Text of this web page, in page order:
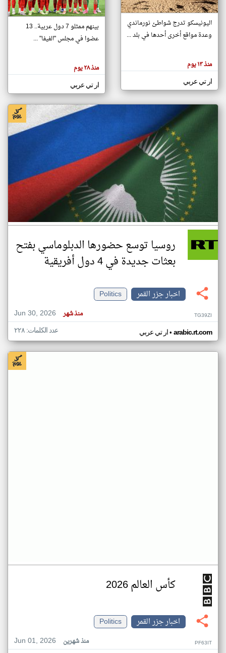
تغيير الدولة
اخبار جزر القمر على مدار الساعة
أهم اخبار جزر القمر العاجلة والمباشرة
هنا عن
وجهة
كاتبيها.
اليونيسكو تدرج شواطئ نورماندي
وعدة مواقع أخرى أحدها في بلد ...
منذ ١٣ يوم
ار تي عربي
بينهم ممثلو 7 دول عربية.. 13
عضوا في مجلس "الفيفا" ...
منذ ٢٨ يوم
ار تي عربي
روسيا توسع حضورها الدبلوماسي بفتح
بعثات جديدة في 4 دول أفريقية
اخبار جزر القمر
Politics
Jun 30, 2026
منذ شهر TG39ZI
ار تي عربي• arabic.rt.com عدد الكلمات: ٢٢٨
كأس العالم 2026
اخبار جزر القمر
Politics
Jun 01, 2026
منذ شهرين PF63IT
klyoum.com